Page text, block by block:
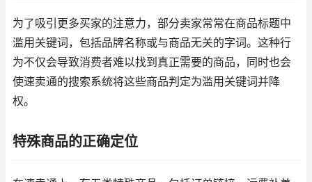
为了吸引更多买家的注意力，部分卖家常常在商品标题中
滥用关键词，包括品牌名称或与商品无关的字词。这种行
为不仅会导致消费者难以找到真正需要的商品，同时也会
使速卖通的搜索系统将这些商品判定为滥用关键词并降
权。
特殊商品的正确定位